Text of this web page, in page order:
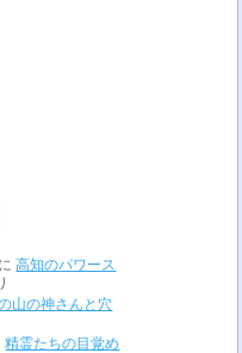
に高知のパワース
山の神さんと穴
精霊たちの目覚め